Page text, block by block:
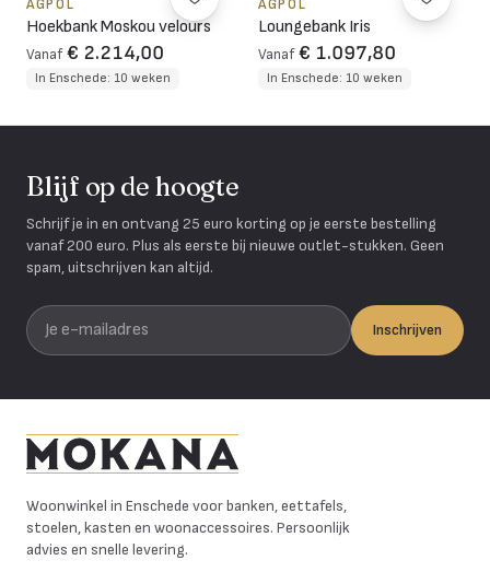
AGPOL
Hoekbank Moskou velours
Vanaf € 2.214,00
In Enschede: 10 weken
AGPOL
Loungebank Iris
Vanaf € 1.097,80
In Enschede: 10 weken
Blijf op de hoogte
Schrijf je in en ontvang 25 euro korting op je eerste bestelling
vanaf 200 euro. Plus als eerste bij nieuwe outlet-stukken. Geen
spam, uitschrijven kan altijd.
Je e-mailadres
Inschrijven
Woonwinkel in Enschede voor banken, eettafels,
stoelen, kasten en woonaccessoires. Persoonlijk
advies en snelle levering.